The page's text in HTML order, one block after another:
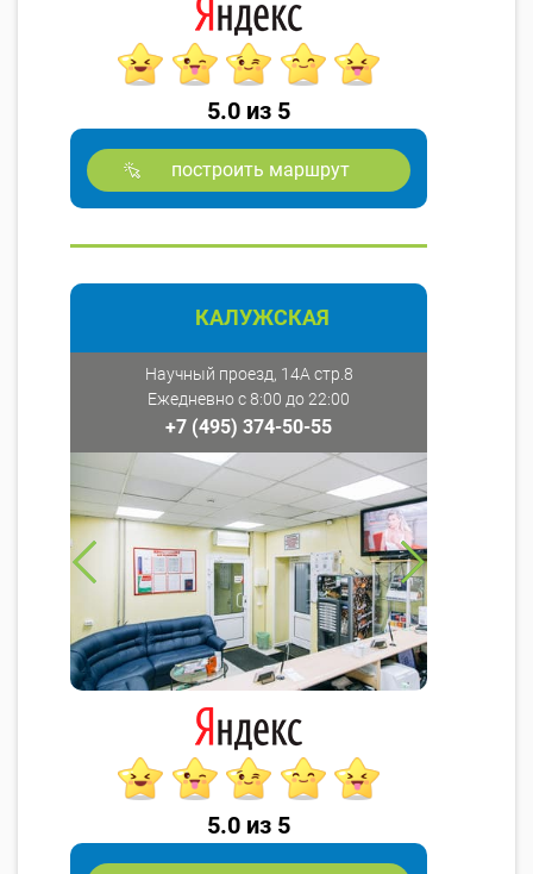
5.0 из 5
построить маршрут
КАЛУЖСКАЯ
Научный проезд, 14А стр.8
Ежедневно с 8:00 до 22:00
+7 (495) 374-50-55
5.0 из 5